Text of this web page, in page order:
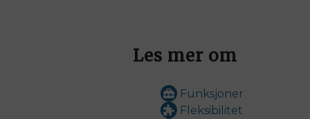
Les mer om
Funksjoner
Fleksibilitet